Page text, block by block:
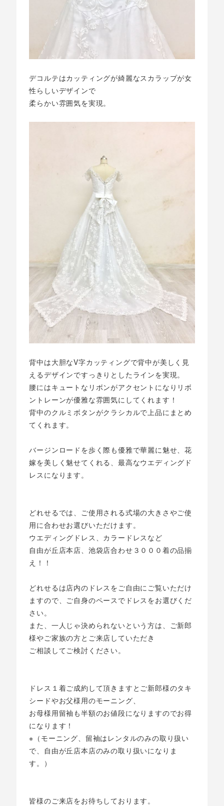
デコルテはカッティングが綺麗なスカラップが女
性らしいデザインで
柔らかい雰囲気を実現。
背中は大胆なV字カッティングで背中が美しく見
えるデザインですっきりとしたラインを実現。
腰にはキュートなリボンがアクセントになりリボ
ントレーンが優雅な雰囲気にしてくれます！
背中のクルミボタンがクラシカルで上品にまとめ
てくれます。
バージンロードを歩く際も優雅で華麗に魅せ、花
嫁を美しく魅せてくれる、最高なウエディングド
レスになります。
どれせるでは、ご使用される式場の大きさやご使
用に合わせお選びいただけます。
ウエディングドレス、カラードレスなど
自由が丘店本店、池袋店合わせ３０００着の品揃
え！！
どれせるは店内のドレスをご自由にご覧いただけ
ますので、ご自身のペースでドレスをお選びくだ
さい。
また、一人じゃ決められないという方は、ご新郎
様やご家族の方とご来店していただき
ご相談してご検討ください。
ドレス１着ご成約して頂きますとご新郎様のタキ
シードやお父様用のモーニング、
お母様用留袖も半額のお値段になりますのでお得
になります！
※（モーニング、留袖はレンタルのみの取り扱い
で、自由が丘店本店のみの取り扱いになりま
す。）
皆様のご来店をお待ちしております。